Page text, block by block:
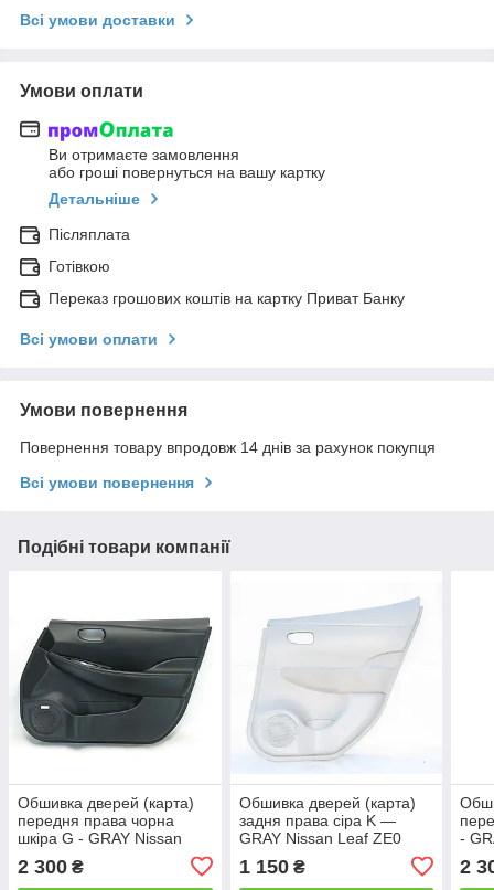
Всі умови доставки
Умови оплати
Ви отримаєте замовлення
або гроші повернуться на вашу картку
Детальніше
Післяплата
Готівкою
Переказ грошових коштів на картку Приват Банку
Всі умови оплати
Умови повернення
Повернення товару впродовж 14 днів за рахунок покупця
Всі умови повернення
Подібні товари компанії
Обшивка дверей (карта)
передня права чорна
шкіра G - GRAY Nissan
5SA1B
2 300 ₴
Обшивка дверей (карта)
задня права сіра K —
GRAY Nissan Leaf ZE0
1 150₴
-
2